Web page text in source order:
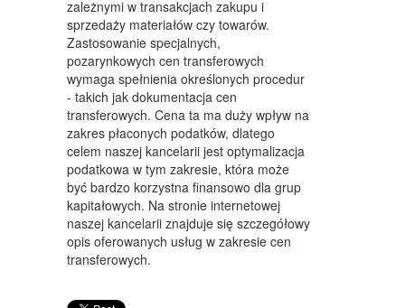
ELEKTRONIKA, RTV, AGD
ART. DLA ZWIERZĄT
OGRÓD, ROŚLINY
CHEMIA
ART. SPOŻYWCZE
MATERIAŁY EKSPLOATACYJNE
INNE SKLEPY
zależnymi w transakcjach zakupu i
sprzedaży materiałów czy towarów.
Zastosowanie specjalnych,
pozarynkowych cen transferowych
wymaga spełnienia określonych procedur
- takich jak dokumentacja cen
transferowych. Cena ta ma duży wpływ na
zakres płaconych podatków, dlatego
celem naszej kancelarii jest optymalizacja
podatkowa w tym zakresie, która może
być bardzo korzystna finansowo dla grup
kapitałowych. Na stronie internetowej
naszej kancelarii znajduje się szczegółowy
opis oferowanych usług w zakresie cen
transferowych.